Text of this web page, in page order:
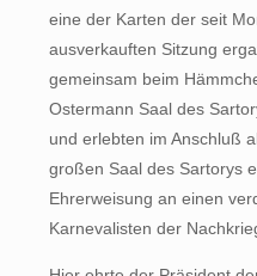
eine der Karten der seit
ausverkauften Sitzung
gemeinsam beim
Ostermann Saal des
und erlebten im Anschluß
großen Saal des Sartorys
Ehrerweisung an einen
Karnevalisten der